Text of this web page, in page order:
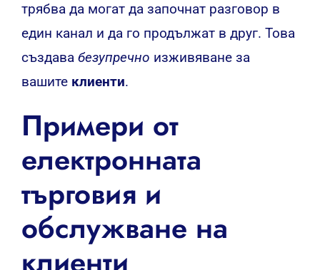
трябва да могат да започнат разговор в
един канал и да го продължат в друг. Това
създава безупречно изживяване за
вашите клиенти.
Примери от
електронната
търговия и
обслужване на